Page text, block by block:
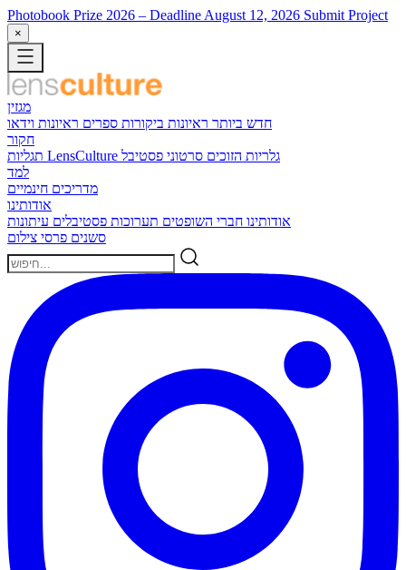
Photobook Prize 2026 – Deadline August 12, 2026 Submit Project
×
מגזין
חדש ביותר ראיונות ביקורות ספרים ראיונות וידאו
חקור
תגליות LensCulture
גלריות הזוכים סרטוני פסטיבל
למד
מדריכים חינמיים
אודותינו
אודותינו חברי השופטים תערוכות פסטיבלים עיתונות
סשנים פרסי צילום